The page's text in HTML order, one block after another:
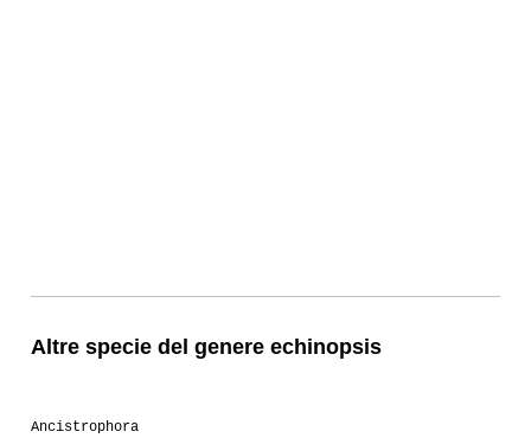
Altre specie del genere echinopsis
Ancistrophora